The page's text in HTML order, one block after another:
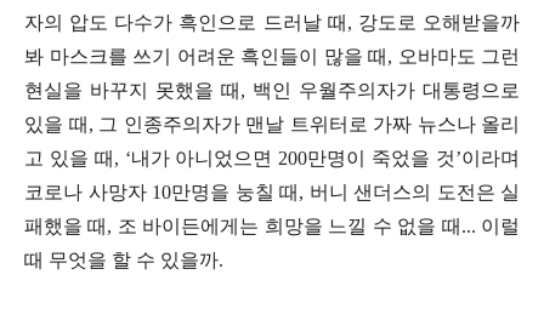
자의 압도 다수가 흑인으로 드러날 때 , 강도로 오해받을까
봐 마스크를 쓰기 어려운 흑인들이 많을 때 , 오바마도 그런
현실을 바꾸지 못했을 때 , 백인 우월주의자가 대통령으로
있을 때 , 그 인종주의자가 맨날 트위터로 가짜 뉴스나 올리
고 있을 때 , ‘내가 아니었으면 200만명이 죽었을 것’이라며
코로나 사망자 10만명을 눙칠 때 , 버니 샌더스의 도전은 실
패했을 때 , 조 바이든에게는 희망을 느낄 수 없을 때 ... 이럴
때 무엇을 할 수 있을까.